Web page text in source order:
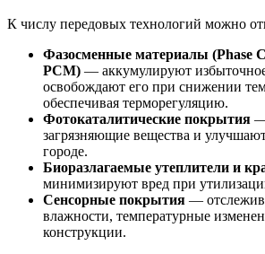
К числу передовых технологий можно
Фазосменные материалы (Phase
PCM) — аккумулируют
освобождают его при снижении
обеспечивая терморегуляцию.
Фотокаталитические покрытия —
загрязняющие вещества и улучшают
городе.
Биоразлагаемые утеплители и
минимизируют вред при
Сенсорные покрытия —
влажности, температурные
конструкции.